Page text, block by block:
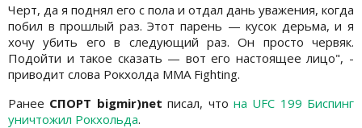
Черт, да я поднял его с пола и отдал дань уважения, когда
побил в прошлый раз. Этот парень — кусок дерьма, и я
хочу убить его в следующий раз. Он просто червяк.
Подойти и такое сказать — вот его настоящее лицо", -
приводит слова Рокхолда MMA Fighting.
Ранее СПОРТ bigmir)netписал, что на UFC 199 Биспинг
уничтожил Рокхольда.